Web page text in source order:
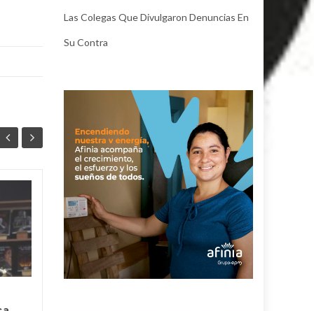
04
AGO
La Ruta de las Obras
ya conecta el
presente y el futuro
de los
corregimientos en
Valledupar
Las Colegas Que Divulgaron Denuncias En
Su Contra